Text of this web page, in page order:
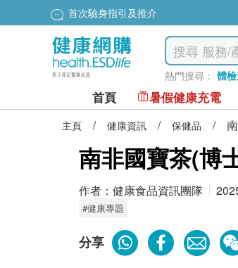
首次驗身指引及推介
熱門搜尋： 體
首頁 暑假健康充電
主頁 / 健康資訊 / 保健品 /
南非國寶茶(博
作者： 健康食品資訊團隊
#健康專題
分享